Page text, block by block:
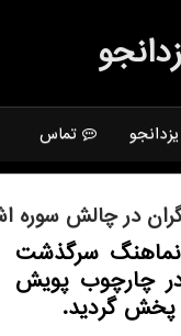
تماس
در چالش سوره
سرگذشت
چارچوب پویش
پخش گردید.